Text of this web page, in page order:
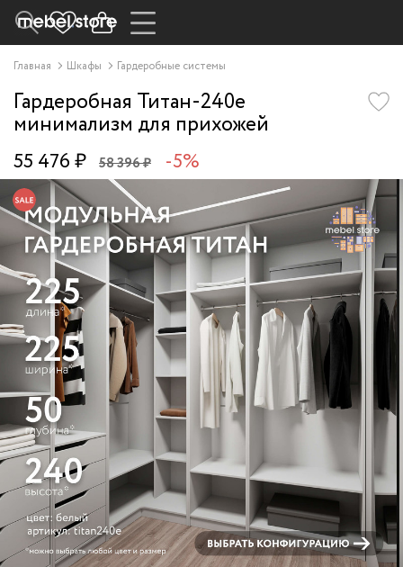
Главная Шкафы Гардеробные системы
Гардеробная Титан-240e
минимализм для прихожей
55 476 ₽ 58 396 ₽ -5%